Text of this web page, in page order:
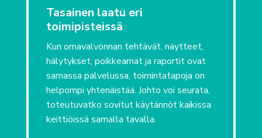
Tasainen laatu eri
toimipisteissä
Kun omavalvonnan tehtävät, näytteet,
hälytykset, poikkeamat ja raportit ovat
samassa palvelussa, toimintatapoja on
helpompi yhtenäistää. Johto voi seurata,
toteutuvatko sovitut käytännöt kaikissa
keittiöissä samalla tavalla.